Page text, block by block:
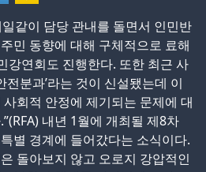
같이 담당 관내를 돌면서 인민반
민 동향에 대해 구체적으로 료해
강연회도 진행한다. 또한 최근 사
전분과’라는 것이 신설됐는데 이
회적 안정에 제기되는 문제에 대
내년 1월에 개최될 제8차
별 경계에 들어갔다는 소식이다.
돌아보지 않고 오로지 강압적인